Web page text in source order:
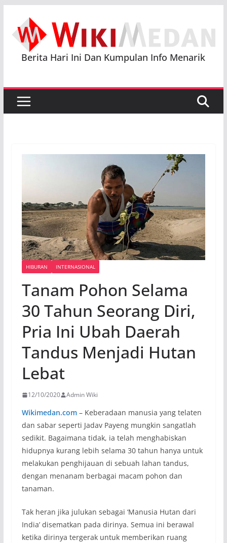
content
Berita Hari Ini Dan Kumpulan Info Menarik
HIBURAN INTERNASIONAL
Tanam Pohon Selama
30 Tahun Seorang Diri,
Pria Ini Ubah Daerah
Tandus Menjadi Hutan
Lebat
12/10/2020 Admin Wiki
Wikimedan.com– Keberadaan manusia yang telaten
dan sabar seperti Jadav Payeng mungkin sangatlah
sedikit. Bagaimana tidak, ia telah menghabiskan
hidupnya kurang lebih selama 30 tahun hanya untuk
melakukan penghijauan di sebuah lahan tandus,
dengan menanam berbagai macam pohon dan
tanaman.
Tak heran jika julukan sebagai ‘Manusia Hutan dari
India’ disematkan pada dirinya. Semua ini berawal
ketika dirinya tergerak untuk memberikan ruang